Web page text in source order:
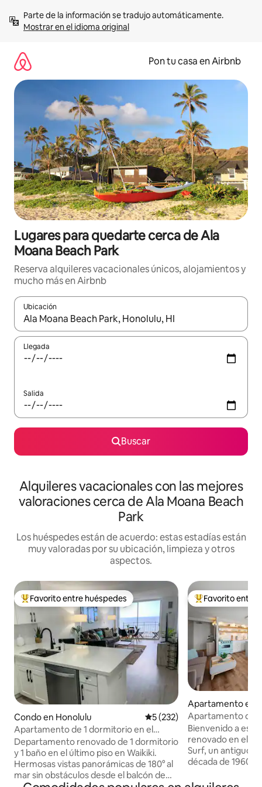
contenidoMostrar en el idioma original
Pon tu casa en Airbnb
Lugares para quedarte cerca de Ala
Moana Beach Park
Reserva alquileres vacacionales únicos, alojamientos y
mucho más en Airbnb
Ubicación
Cuando los resultados estén disponibles, navega con las
Llegada
Salida
Buscar
Alquileres vacacionales con las mejores
valoraciones cerca de Ala Moana Beach
Park
Los huéspedes están de acuerdo: estas estadías están
muy valoradas por su ubicación, limpieza y otros
aspectos.
Favorito entre huéspedes preferido
Favorito entre huéspedes
Condo en Honolulu Calificación promedio: 5 de
5 (232)
Apartamento de 1 dormitorio en el
último piso de Waikiki con vista al
mar/fuegos artificiales
Departamento renovado de 1 dormitorio
y 1 baño en el último piso en Waikiki.
Hermosas vistas panorámicas de 180° al
mar sin obstáculos desde el balcón de
Favorito entre
Favorito entre
Apartamento en
Apartamento de
encanto retro y
GRATUITO
Bienvenido a
renovado en el
Surf, un antiguo
década de 1960.
vista parcial al